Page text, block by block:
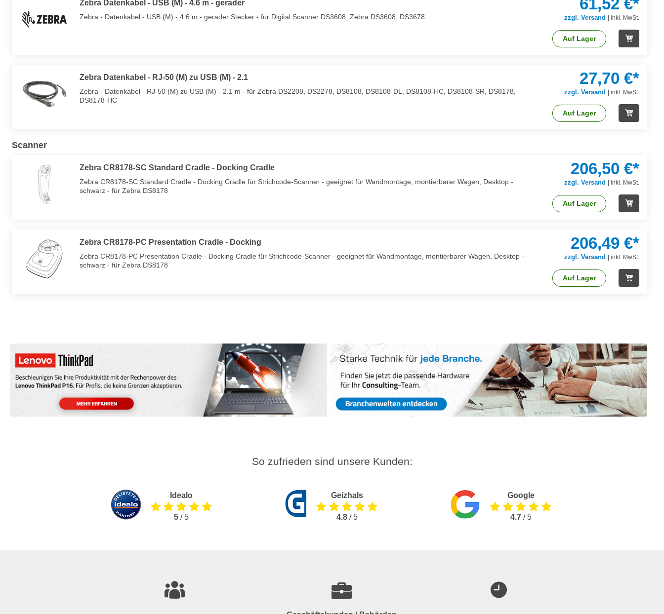
Zebra Datenkabel - USB (M) - 4.6 m - gerader
Zebra - Datenkabel - USB (M) - 4.6 m - gerader Stecker - für Digital Scanner DS3608; Zebra DS3608, DS3678
61,52 €*
zzgl. Versand |inkl. MwSt.
Auf Lager
Zebra Datenkabel - RJ-50 (M) zu USB (M) - 2.1
Zebra - Datenkabel - RJ-50 (M) zu USB (M) - 2.1 m - für Zebra DS2208, DS2278, DS8108, DS8108-DL, DS8108-HC, DS8108-SR, DS8178,
DS8178-HC
27,70 €*
zzgl. Versand |inkl. MwSt.
Auf Lager
Scanner
Zebra CR8178-SC Standard Cradle - Docking Cradle
Zebra CR8178-SC Standard Cradle - Docking Cradle für Strichcode-Scanner - geeignet für Wandmontage, montierbarer Wagen, Desktop -
schwarz - für Zebra DS8178
206,50 €*
zzgl. Versand |inkl. MwSt.
Auf Lager
Zebra CR8178-PC Presentation Cradle - Docking
Zebra CR8178-PC Presentation Cradle - Docking Cradle für Strichcode-Scanner - geeignet für Wandmontage, montierbarer Wagen, Desktop -
schwarz - für Zebra DS8178
206,49 €*
zzgl. Versand |inkl. MwSt.
Auf Lager
So zufrieden sind unsere Kunden:
Idealo
5/ 5
Geizhals
4.8/ 5
Google
4.7/ 5